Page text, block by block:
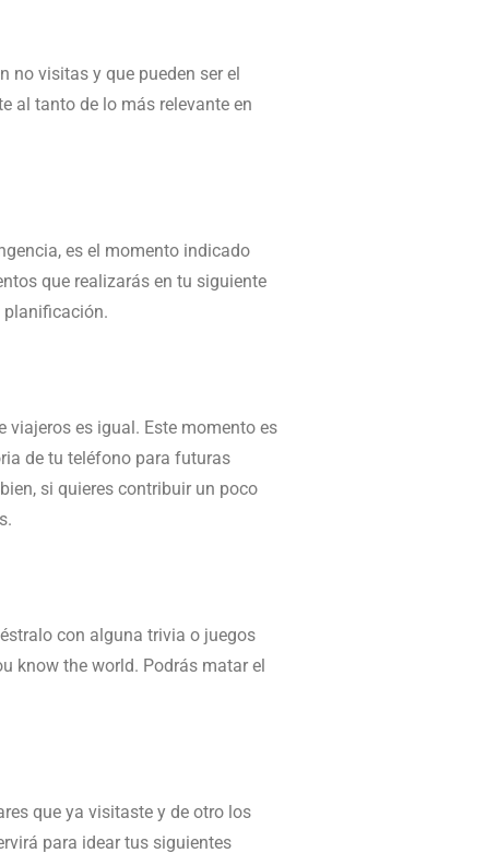
no visitas y que pueden ser el
al tanto de lo más relevante en
es el momento indicado
que realizarás en tu siguiente
planificación.
es igual. Este momento es
de tu teléfono para futuras
si quieres contribuir un poco
con alguna trivia o juegos
know the world. Podrás matar el
que ya visitaste y de otro los
para idear tus siguientes